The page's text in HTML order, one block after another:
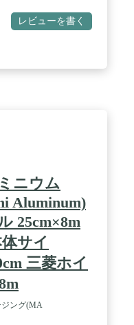
レビューを書く
ニウム
Aluminum)
25cm×8m
サイ
三菱ホイ
ング(MA